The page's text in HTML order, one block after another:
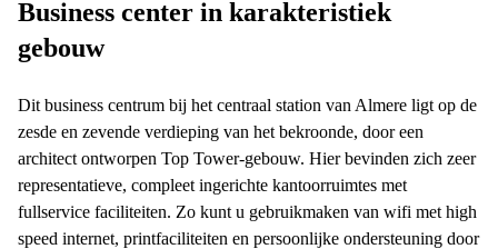
Business center in karakteristiek
gebouw
Dit business centrum bij het centraal station van Almere ligt op de
zesde en zevende verdieping van het bekroonde, door een
architect ontworpen Top Tower-gebouw. Hier bevinden zich zeer
representatieve, compleet ingerichte kantoorruimtes met
fullservice faciliteiten. Zo kunt u gebruikmaken van wifi met high
speed internet, printfaciliteiten en persoonlijke ondersteuning door